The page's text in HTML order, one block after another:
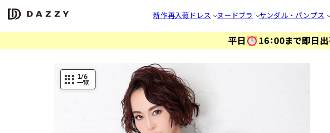
新作再入荷 ドレス ヌードブラ サンダル・パンプス
1/6
一覧